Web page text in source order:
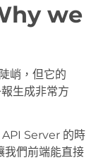
we
峭，但它的
生成非常方
API Server 的時
們前端能直接